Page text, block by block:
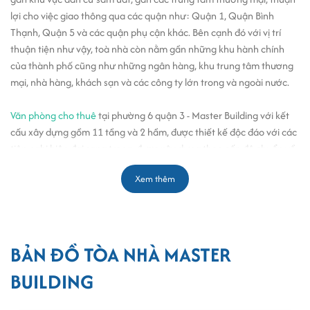
lợi cho việc giao thông qua các quận như: Quận 1, Quận Bình
Thạnh, Quận 5 và các quận phụ cận khác. Bên cạnh đó với vị trí
thuận tiện như vậy, toà nhà còn nằm gần những khu hành chính
của thành phố cũng như những ngân hàng, khu trung tâm thương
mại, nhà hàng, khách sạn và các công ty lớn trong và ngoài nước.
Văn phòng cho thuêtại phường 6 quận 3 - Master Building với kết
cấu xây dựng gồm 11 tầng và 2 hầm, được thiết kế độc đáo với các
tiện nghi hiện đại sang trọng, được xây dựng theo cấp độ chuẩn về
văn phòng cho thuê với đầy đủ các trang thiết bị hiện đại, an ninh
và chuyên nghiệp, cũng như phù hợp về phong thủy cho tất cả các
Với sự thiết kế chuyên nghiệp hệ thống điện chiếu sáng theo hệ
thống bóng đôi rất tốt đảm bảo đầy đủ ánh sáng cho toàn văn
phòng, tường vách cách âm tốt đảm bảo sự tĩnh lặng, riêng biệt của
Xem thêm
BẢN ĐỒ TÒA NHÀ MASTER
BUILDING